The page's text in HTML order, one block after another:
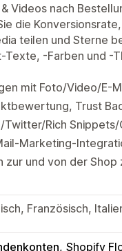
Videos nach
die
teilen und Sterne
Texte, -Farben und -
mit Foto/Video/E-
Trust
Rich
Marketing-
und von der Shop
Französisch,
Shopify